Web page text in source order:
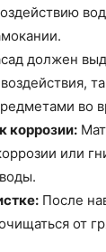
должен
во
коррозии:
или
После
от